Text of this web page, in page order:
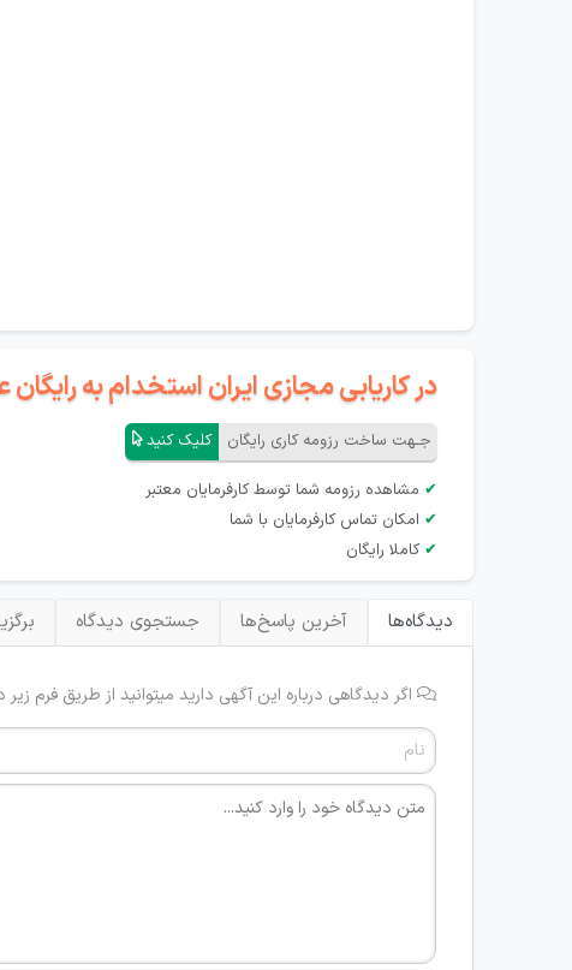
در کاریابی مجازی ایران استخدام به
جـهت ساخت رزومه کاری رایگان کلیک کنید
✔ مشاهده رزومه شما توسط کارفرمایان معتبر
✔ امکان تماس کارفرمایان با شما
✔ کاملا رایگان
دیدگاه‌ها آخرین پاسخ‌ها جستجوی دیدگاه
اگر دیدگاهی درباره این آگهی دارید میتوانید از طریق فرم